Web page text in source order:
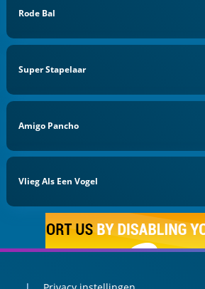
Rode Bal
Super Stapelaar
Amigo Pancho
Vlieg Als Een Vogel